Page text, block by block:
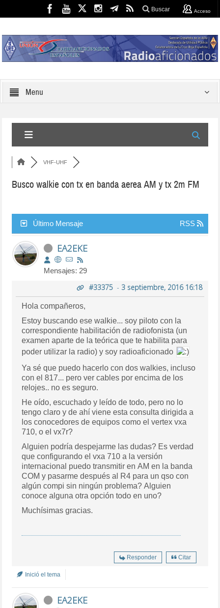
Buscar Acceso
Menu
VHF-UHF
Busco walkie con tx en banda aerea AM y tx 2m FM
Último Mensaje RSS
EA2EKE
Mensajes: 29
#33375- 3 septiembre, 2016 16:18
Hola compañeros,
Estoy buscando ese walkie... soy piloto con la
correspondiente habilitación de radiofonista (un
examen aparte de la teórica que te habilita para
poder utilizar la radio) y soy radioaficionado
Ya sé que puedo hacerlo con dos walkies, incluso
con el 817... pero ver cables por encima de los
relojes.. no es seguro.
He oído, escuchado y leído de todo, pero no lo
tengo claro y de ahí viene esta consulta dirigida a
los conocedores de equipos como el vertex vxa
710, o el vx7r?
Alguien podría despejarme las dudas? Es verdad
que configurando el vxa 710 a la versión
internacional puedo transmitir en AM en la banda
COM y pasarme después al R4 para un qso con
algún compi sin ningún problema? Alguien
conoce alguna otra opción todo en uno?
Muchísimas gracias.
Responder Citar
Inició el tema
EA2EKE